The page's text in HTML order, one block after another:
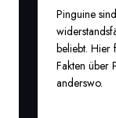
Pinguine
beliebt. Hier
Fakten über
anderswo.